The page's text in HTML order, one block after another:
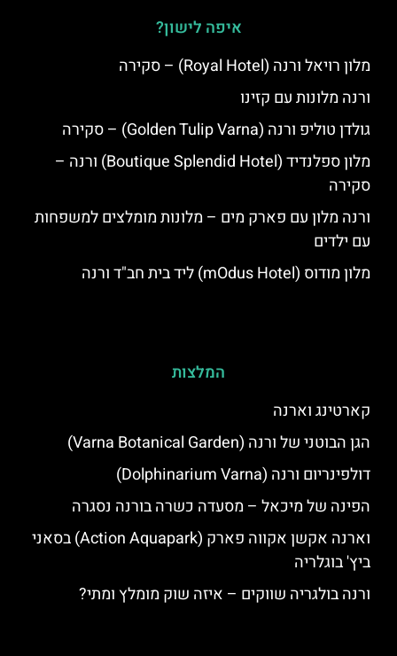
איפה לישון?
מלון רויאל ורנה (Royal Hotel) – סקירה
ורנה מלונות עם קזינו
גולדן טוליפ ורנה (Golden Tulip Varna) – סקירה
מלון ספלנדיד (Boutique Splendid Hotel) ורנה –
סקירה
ורנה מלון עם פארק מים – מלונות מומלצים למשפחות
עם ילדים
מלון מודוס (mOdus Hotel) ליד בית חב"ד ורנה
המלצות
קארטינג וארנה
הגן הבוטני של ורנה (Varna Botanical Garden)
דולפינריום ורנה (Dolphinarium Varna)
הפינה של מיכאל – מסעדה כשרה בורנה נסגרה
וארנה אקשן אקווה פארק (Action Aquapark) בסאני
ביץ' בוגלריה
ורנה בולגריה שווקים – איזה שוק מומלץ ומתי?